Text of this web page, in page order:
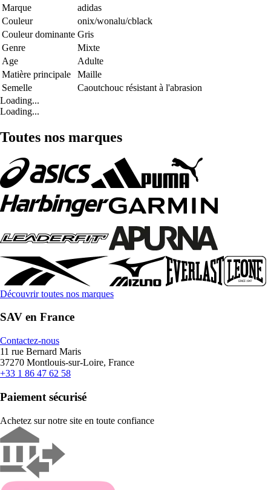
Marque
adidas
Couleur
onix/wonalu/cblack
Couleur dominante Gris
Genre
Mixte
Age
Adulte
Matière principale
Maille
Semelle
Caoutchouc résistant à l'abrasion
Loading...
Loading...
Toutes nos marques
Découvrir toutes nos marques
SAV en France
Contactez-nous
11 rue Bernard Maris
37270 Montlouis-sur-Loire, France
+33 1 86 47 62 58
Paiement sécurisé
Achetez sur notre site en toute confiance